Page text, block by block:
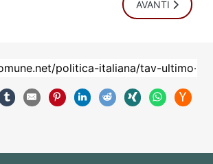
BIBBIANO PUNTA DELL'ICEBERG
ARTICOLO
AVANTI